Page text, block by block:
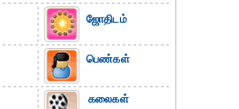
ஜோதிடம்
பெண்கள்
கலைகள்